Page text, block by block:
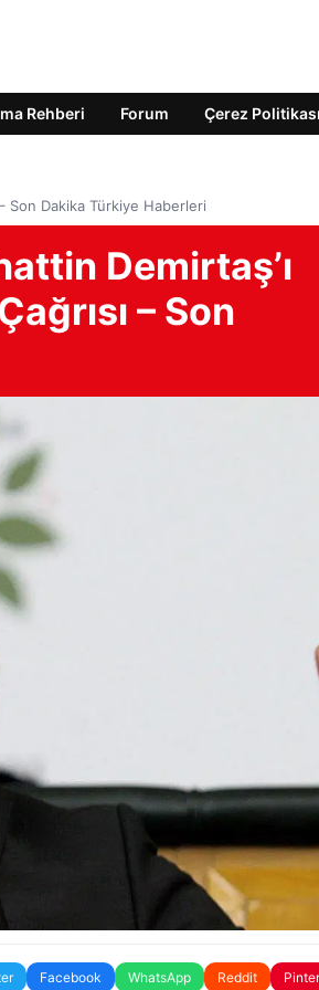
Rehberi Forum Çerez Politikası
Son Dakika Türkiye Haberleri
Demirtaş’ı
– Son
Facebook WhatsApp Reddit